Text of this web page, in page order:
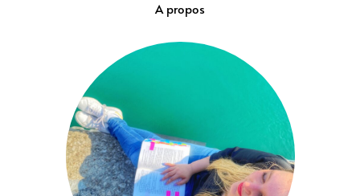
A propos